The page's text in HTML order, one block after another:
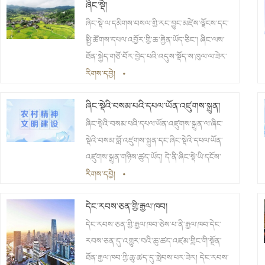
ཞིང་སྡེ།
ཞིང་སྡེ་ལ་དམིགས་བསལ་གྱི་རང་བྱུང་མཛེས་ལྗོངས་དང་
སྤྱི་ཚོགས་དཔལ་འབྱོར་གྱི་ཆ་རྐྱེན་ཡོད་ཅིང་། ཞིང་ལས་
ཐོན་སྐྱེད་གཙོ་བོར་བྱེད་པའི་འདུས་སྡོད་ས་ཁུལ་ལ་ཟེར་
བ་དང་། གྲོང་ཁྱེར་དང་གྲོང་རྡལ་དང་མི་འདྲ་བར་ཞིང་
རིགས་དབྱེ། •
ཞིང་སྡེའི་བསམ་པའི་དཔལ་ཡོན་འཛུགས་སྐྲུན།
ཞིང་སྡེའི་བསམ་པའི་དཔལ་ཡོན་འཛུགས་སྐྲུན་ལ་ཞིང་
སྡེའི་བསམ་བློ་འཛུགས་སྐྲུན་དང་ཞིང་སྡེའི་དཔལ་ཡོན་
འཛུགས་སྐྲུན་གཉིས་ཚུད་ཡོད། དེ་ནི་ཞིང་སྡེ་ཡི་དངོས་
པོའི་དཔལ་ཡོན་འཛུགས་སྐྲུན་དང་བསྡུར་ནས་བཤད་པ་
སྤེལ་བའི་ཕྱོགས་གལ་ཆེན་ཞིག་ཀྱང་ཡིན།
རིགས་དབྱེ། •
དེང་རབས་ཅན་གྱི་རྒྱལ་ཁབ།
དེང་རབས་ཅན་གྱི་རྒྱལ་ཁབ་ཅེས་པ་ནི་རྒྱལ་ཁབ་དེང་
རབས་ཅན་དུ་འགྱུར་བའི་ཆུ་ཚད་འཛམ་གླིང་གི་སྔོན་
ཐོན་རྒྱལ་ཁབ་ཀྱི་ཆུ་ཚད་དུ་སླེབས་པར་ཟེར། དེང་རབས་